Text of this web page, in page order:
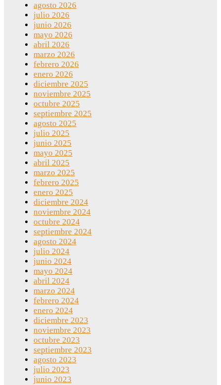
agosto 2026
julio 2026
junio 2026
mayo 2026
abril 2026
marzo 2026
febrero 2026
enero 2026
diciembre 2025
noviembre 2025
octubre 2025
septiembre 2025
agosto 2025
julio 2025
junio 2025
mayo 2025
abril 2025
marzo 2025
febrero 2025
enero 2025
diciembre 2024
noviembre 2024
octubre 2024
septiembre 2024
agosto 2024
julio 2024
junio 2024
mayo 2024
abril 2024
marzo 2024
febrero 2024
enero 2024
diciembre 2023
noviembre 2023
octubre 2023
septiembre 2023
agosto 2023
julio 2023
junio 2023